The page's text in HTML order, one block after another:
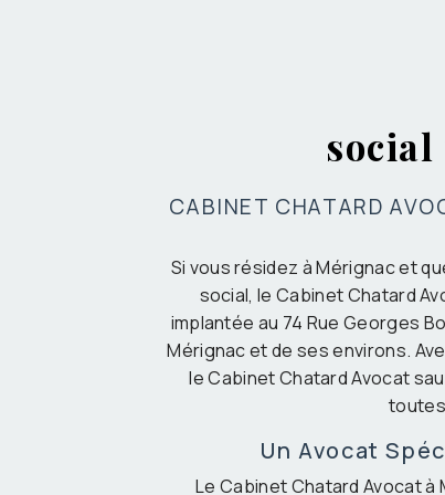
CABINET CHATARD
Si vous résidez à Mérignac et
social, le Cabinet Chatard
implantée au 74 Rue Georges
Mérignac et de ses environs.
le Cabinet Chatard Avocat
Un Avocat
Le Cabinet Chatard Avocat